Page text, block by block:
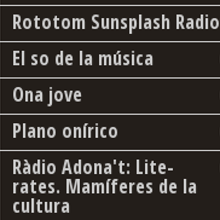
Rototom Sunsplash Radio
El so de la música
Ona jove
Plano onírico
Ràdio Adona't: Lite-
rates. Mamíferes de la
cultura